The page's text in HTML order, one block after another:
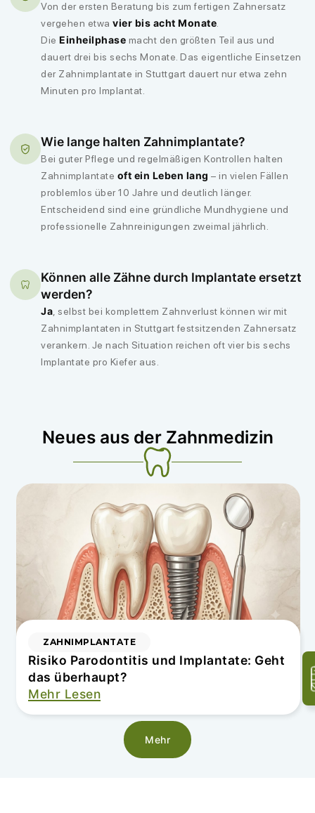
Von der ersten Beratung bis zum fertigen Zahnersatz
vergehen etwa vier bis acht Monate.
Die Einheilphase macht den größten Teil aus und
dauert drei bis sechs Monate. Das eigentliche Einsetzen
der Zahnimplantate in Stuttgart dauert nur etwa zehn
Minuten pro Implantat.
Wie lange halten Zahnimplantate?
Bei guter Pflege und regelmäßigen Kontrollen halten
Zahnimplantate oft ein Leben lang – in vielen Fällen
problemlos über 10 Jahre und deutlich länger.
Entscheidend sind eine gründliche Mundhygiene und
professionelle Zahnreinigungen zweimal jährlich.
Können alle Zähne durch Implantate ersetzt
werden?
Ja, selbst bei komplettem Zahnverlust können wir mit
Zahnimplantaten in Stuttgart festsitzenden Zahnersatz
verankern. Je nach Situation reichen oft vier bis sechs
Implantate pro Kiefer aus.
Neues aus der Zahnmedizin
ZAHNIMPLANTATE
Risiko Parodontitis und Implantate: Geht
das überhaupt?
Mehr Lesen
Mehr